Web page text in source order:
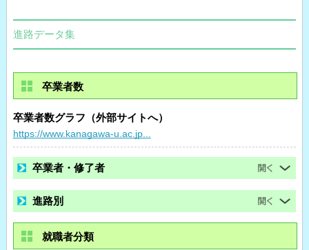
進路データ集
卒業者数
卒業者数グラフ（外部サイトへ）
https://www.kanagawa-u.ac.jp...
卒業者・修了者
進路別
就職者分類